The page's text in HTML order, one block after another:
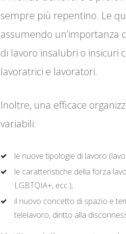
sempre più repentino. Le
assumendo un’importanza
di lavoro insalubri o insicuri
lavoratrici e lavoratori.
Inoltre, una efficace
variabili:
le nuove tipologie di lavoro
le caratteristiche della forza
LGBTQIA+, ecc.);
il nuovo concetto di spazio e
telelavoro, diritto alla